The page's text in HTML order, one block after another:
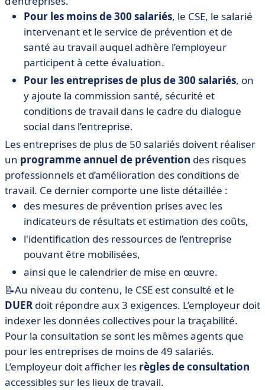
Pour les moins de 300 salariés, le CSE, le salarié
intervenant et le service de prévention et de
santé au travail auquel adhère l’employeur
participent à cette évaluation.
Pour les entreprises de plus de 300 salariés, on
y ajoute la commission santé, sécurité et
conditions de travail dans le cadre du dialogue
social dans l’entreprise.
Les entreprises de plus de 50 salariés doivent réaliser
un programme annuel de prévention des risques
professionnels et d’amélioration des conditions de
travail. Ce dernier comporte une liste détaillée :
des mesures de prévention prises avec les
indicateurs de résultats et estimation des coûts,
l'identification des ressources de l’entreprise
pouvant être mobilisées,
ainsi que le calendrier de mise en œuvre.
📝Au niveau du contenu, le CSE est consulté et le
DUER doit répondre aux 3 exigences. L’employeur doit
indexer les données collectives pour la traçabilité.
Pour la consultation se sont les mêmes agents que
pour les entreprises de moins de 49 salariés.
L’employeur doit afficher les règles de consultation
accessibles sur les lieux de travail.